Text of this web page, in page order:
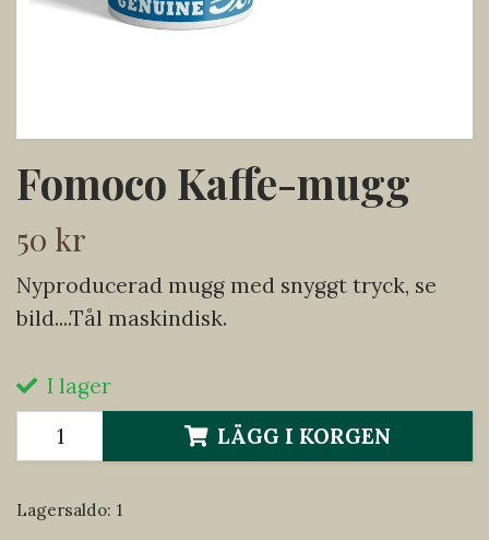
Fomoco Kaffe-mugg
50 kr
Nyproducerad mugg med snyggt tryck, se
bild....Tål maskindisk.
I lager
LÄGG I KORGEN
Lagersaldo: 1